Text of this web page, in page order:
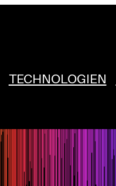
TECHNOLOGIEN